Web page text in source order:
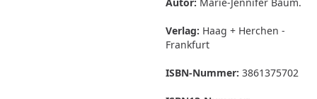
Verlag: Haag + Herchen -
Frankfurt
ISBN-Nummer: 3861375702